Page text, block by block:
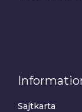
Sajtkarta